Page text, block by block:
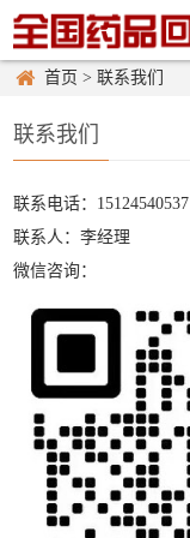
首页 >联系我们
联系我们
联系电话： 15124540537
联系人：李经理
微信咨询：